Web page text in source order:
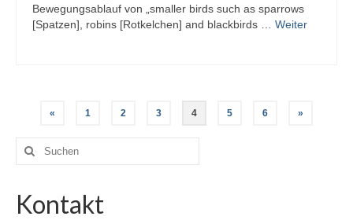
Bewegungsablauf von „smaller birds such as sparrows
[Spatzen], robins [Rotkelchen] and blackbirds … Weiter
Beitragsnavigation
« 1 2 3 4 5 6 »
Suche
nach:
Kontakt